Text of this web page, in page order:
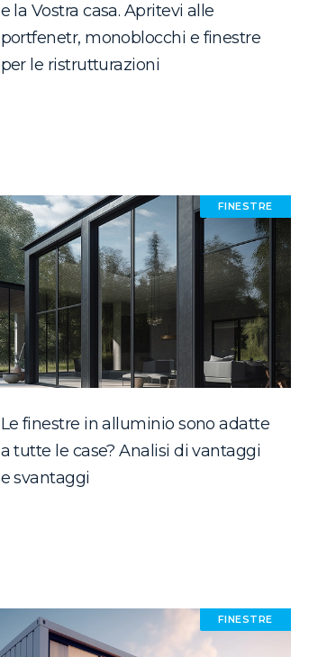
e la Vostra casa. Apritevi alle
portfenetr, monoblocchi e finestre
per le ristrutturazioni
Le finestre in alluminio sono adatte
a tutte le case? Analisi di vantaggi
e svantaggi
FINESTRE
FINESTRE